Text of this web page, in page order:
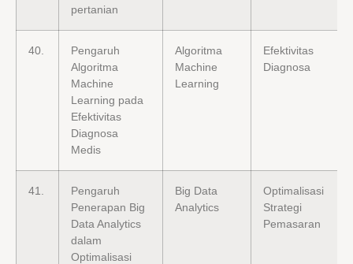
pertanian
40.
Pengaruh
Algoritma
Machine
Learning pada
Efektivitas
Diagnosa
Medis
Algoritma
Machine
Learning
Efektivitas
Diagnosa
41.
Pengaruh
Penerapan Big
Data Analytics
dalam
Optimalisasi
Big Data
Analytics
Optimalisasi
Strategi
Pemasaran